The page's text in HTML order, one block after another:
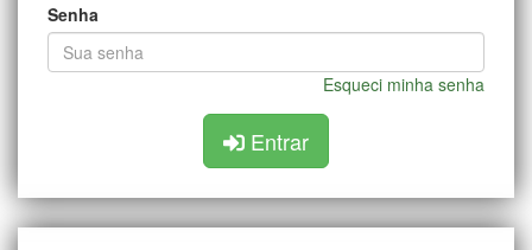
Senha
Esqueci minha senha
Entrar